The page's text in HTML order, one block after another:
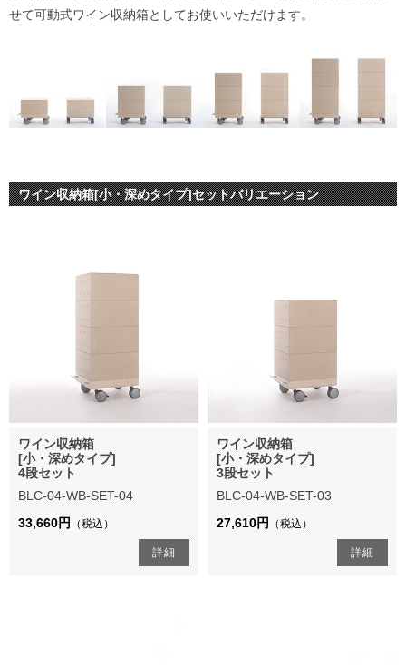
せて可動式ワイン収納箱としてお使いいただけます。
ワイン収納箱[小・深めタイプ]セットバリエーション
ワイン収納箱
[小・深めタイプ]
4段セット
BLC-04-WB-SET-04
33,660円
（税込）
詳細
ワイン収納箱
[小・深めタイプ]
3段セット
BLC-04-WB-SET-03
27,610円
（税込）
詳細